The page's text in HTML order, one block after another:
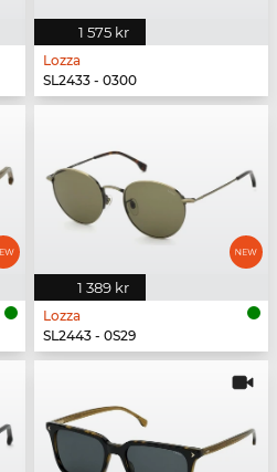
1 575 kr
Lozza
SL2433 - 0300
1 389 kr
Lozza
SL2443 - 0S29